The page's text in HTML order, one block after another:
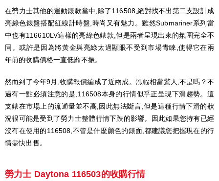
在勞力士其他的運動錶款當中,除了116508,絕對找不出第二支設計成
亮綠色錶盤搭配紅線計時盤,時尚又有魅力。雖然Submariner系列當
中也有116610LV這樣的亮綠色錶款,但是兩者呈現出來的氛圍完全不
同。或許是因為將黃金與亮綠太過顯眼不受到市場青睞,使得它在兩
年前的收購價格一直低靡不振。
然而到了今年9月,收購報價編成了近兩成。漲幅相當驚人,不是嗎？不
過有一點必須注意的是,116508本身的行情似乎正呈現下滑趨勢。這
支錶在市場上的流通量並不高,因此無法斷言,但是這種行情下滑的狀
況很可能是受到了勞力士整體行情下跌的影響。因此如果您持有已經
沒有在使用的116508,不管是什麼顏色的錶面,都建議您把握現在的行
情盡快出售。
勞力士 Daytona 116503的收購行情